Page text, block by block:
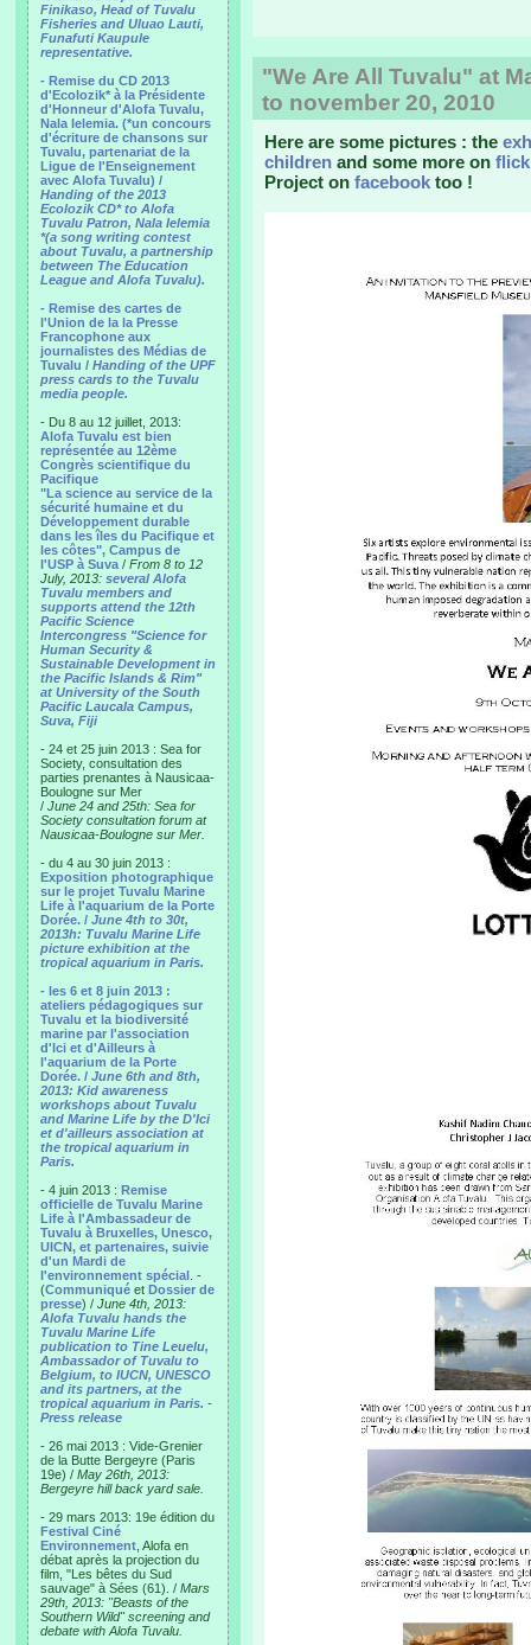
Finikaso, Head of Tuvalu
Fisheries and Uluao Lauti,
Funafuti Kaupule
representative.
- Remise du CD 2013
d'Ecolozik* à la Présidente
d'Honneur d'Alofa Tuvalu,
Nala Ielemia. (*un concours
d'écriture de chansons sur
Tuvalu, partenariat de la
Ligue de l'Enseignement
avec Alofa Tuvalu) /
Handing of the 2013
Ecolozik CD* to Alofa
Tuvalu Patron, Nala Ielemia
*(a song writing contest
about Tuvalu, a partnership
between The Education
League and Alofa Tuvalu).
- Remise des cartes de
l'Union de la la Presse
Francophone aux
journalistes des Médias de
Tuvalu / Handing of the UPF
press cards to the Tuvalu
media people.
- Du 8 au 12 juillet, 2013:
Alofa Tuvalu est bien
représentée au 12ème
Congrès scientifique du
Pacifique
"La science au service de la
sécurité humaine et du
Développement durable
dans les îles du Pacifique et
les côtes", Campus de
l'USP à Suva / From 8 to 12
July, 2013: several Alofa
Tuvalu members and
supports attend the 12th
Pacific Science
Intercongress "Science for
Human Security &
Sustainable Development in
the Pacific Islands & Rim"
at University of the South
Pacific Laucala Campus,
Suva, Fiji
- 24 et 25 juin 2013 : Sea for
Society, consultation des
parties prenantes à Nausicaa-
Boulogne sur Mer
/ June 24 and 25th: Sea for
Society consultation forum at
Nausicaa-Boulogne sur Mer.
- du 4 au 30 juin 2013 :
Exposition photographique
sur le projet Tuvalu Marine
Life à l'aquarium de la Porte
Dorée. / June 4th to 30t,
2013h: Tuvalu Marine Life
picture exhibition at the
tropical aquarium in Paris.
- les 6 et 8 juin 2013 :
ateliers pédagogiques sur
Tuvalu et la biodiversité
marine par l'association
d'Ici et d'Ailleurs à
l'aquarium de la Porte
Dorée. / June 6th and 8th,
2013: Kid awareness
workshops about Tuvalu
and Marine Life by the D'Ici
et d'ailleurs association at
the tropical aquarium in
Paris.
- 4 juin 2013 : Remise
officielle de Tuvalu Marine
Life à l'Ambassadeur de
Tuvalu à Bruxelles, Unesco,
UICN, et partenaires, suivie
d'un Mardi de
l'environnement spécial . -
(Communiqué et Dossier de
presse) / June 4th, 2013:
Alofa Tuvalu hands the
Tuvalu Marine Life
publication to Tine Leuelu,
Ambassador of Tuvalu to
Belgium, to IUCN, UNESCO
and its partners, at the
tropical aquarium in Paris. -
Press release
- 26 mai 2013 : Vide-Grenier
de la Butte Bergeyre (Paris
19e) / May 26th, 2013:
Bergeyre hill back yard sale.
- 29 mars 2013: 19e édition du
Festival Ciné
Environnement , Alofa en
débat après la projection du
film, "Les bêtes du Sud
sauvage" à Sées (61). / Mars
29th, 2013: "Beasts of the
Southern Wild" screening and
debate with Alofa Tuvalu.
"We Are All Tuvalu" at
to november 20, 2010
Here are some pictures : the
children and some more on
Project on facebook too !